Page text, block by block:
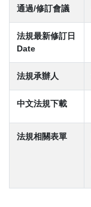
通過/修訂會議
法規最新修訂日
Date
法規承辦人
中文法規下載
法規相關表單